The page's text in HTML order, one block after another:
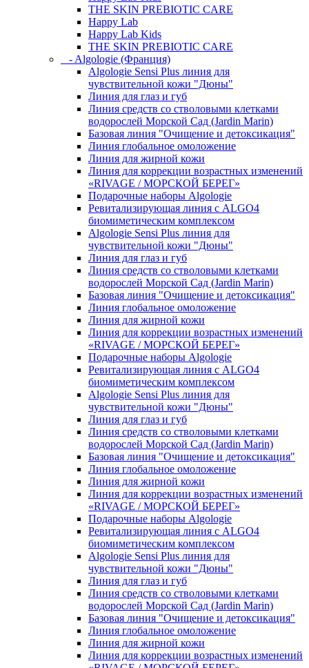
THE SKIN PREBIOTIC CARE
Happy Lab
Happy Lab Kids
THE SKIN PREBIOTIC CARE
- Algologie (Франция)
Algologie Sensi Plus линия для
чувcтвительной кожи "Дюны"
Линия для глаз и губ
Линия средств со стволовыми клетками
водорослей Морской Сад (Jardin Marin)
Базовая линия "Очищение и детоксикация"
Линия глобальное омоложение
Линия для жирной кожи
Линия для коррекции возрастных изменений
«RIVAGE / МОРСКОЙ БЕРЕГ»
Подарочные наборы Algologie
Ревитализирующая линия с ALGO4
биомиметическим комплексом
Algologie Sensi Plus линия для
чувcтвительной кожи "Дюны"
Линия для глаз и губ
Линия средств со стволовыми клетками
водорослей Морской Сад (Jardin Marin)
Базовая линия "Очищение и детоксикация"
Линия глобальное омоложение
Линия для жирной кожи
Линия для коррекции возрастных изменений
«RIVAGE / МОРСКОЙ БЕРЕГ»
Подарочные наборы Algologie
Ревитализирующая линия с ALGO4
биомиметическим комплексом
Algologie Sensi Plus линия для
чувcтвительной кожи "Дюны"
Линия для глаз и губ
Линия средств со стволовыми клетками
водорослей Морской Сад (Jardin Marin)
Базовая линия "Очищение и детоксикация"
Линия глобальное омоложение
Линия для жирной кожи
Линия для коррекции возрастных изменений
«RIVAGE / МОРСКОЙ БЕРЕГ»
Подарочные наборы Algologie
Ревитализирующая линия с ALGO4
биомиметическим комплексом
Algologie Sensi Plus линия для
чувcтвительной кожи "Дюны"
Линия для глаз и губ
Линия средств со стволовыми клетками
водорослей Морской Сад (Jardin Marin)
Базовая линия "Очищение и детоксикация"
Линия глобальное омоложение
Линия для жирной кожи
Линия для коррекции возрастных изменений